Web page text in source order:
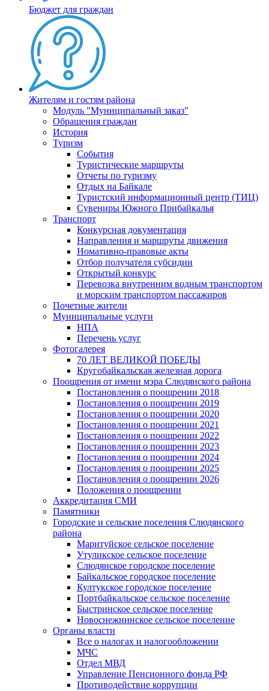
Бюджет для граждан
Жителям и гостям района
Модуль "Муниципальный заказ"
Обращения граждан
История
Туризм
События
Туристические маршруты
Отчеты по туризму
Отдых на Байкале
Туристский информационный центр (ТИЦ)
Сувениры Южного Прибайкалья
Транспорт
Конкурсная документация
Направления и маршруты движения
Номативно-правовые акты
Отбор получателя субсидии
Открытый конкурс
Перевозка внутренним водным транспортом
и морским транспортом пассажиров
Почетные жители
Муниципальные услуги
НПА
Перечень услуг
Фотогалерея
70 ЛЕТ ВЕЛИКОЙ ПОБЕДЫ
Кругобайкальская железная дорога
Поощрения от имени мэра Слюдянского района
Постановления о поощрении 2018
Постановления о поощрении 2019
Постановления о поощрении 2020
Постановления о поощрении 2021
Постановления о поощрении 2022
Постановления о поощрении 2023
Постановления о поощрении 2024
Постановления о поощрении 2025
Постановления о поощрении 2026
Положения о поощрении
Аккредитация СМИ
Памятники
Городские и сельские поселения Слюдянского
района
Маритуйское сельское поселение
Утуликское сельское поселение
Слюдянское городское поселение
Байкальское городское поселение
Култукское городское поселение
Портбайкальское сельское поселение
Быстринское сельское поселение
Новоснежнинское сельское поселение
Органы власти
Все о налогах и налогообложении
МЧС
Отдел МВД
Управление Пенсионного фонда РФ
Противодействие коррупции